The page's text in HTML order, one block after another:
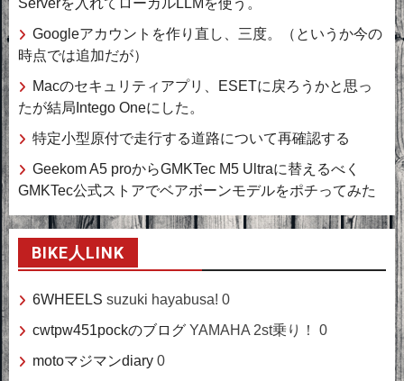
Googleアカウントを作り直し、三度。（というか今の
時点では追加だが）
Macのセキュリティアプリ、ESETに戻ろうかと思っ
たが結局Intego Oneにした。
特定小型原付で走行する道路について再確認する
Geekom A5 proからGMKTec M5 Ultraに替えるべく
GMKTec公式ストアでベアボーンモデルをポチってみた
BIKE人LINK
6WHEELS suzuki hayabusa! 0
cwtpw451pockのブログ YAMAHA 2st乗り！ 0
motoマジマンdiary 0